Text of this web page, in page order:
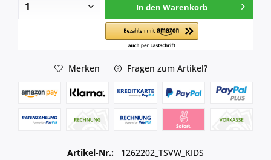
In den Warenkorb
Merken Fragen zum Artikel?
Artikel-Nr.:
1262202_TSVW_KIDS